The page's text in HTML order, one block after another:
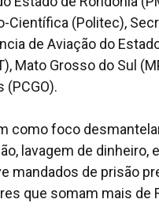
Científica (Politec),
de Aviação do
Mato Grosso do Sul
(PCGO).
como foco
lavagem de
mandados de prisão
que somam mais de